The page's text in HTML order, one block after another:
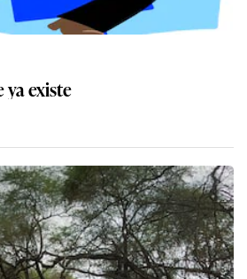
ya existe